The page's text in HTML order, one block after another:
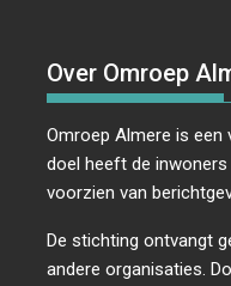
Over Omroep
Omroep Almere is een
doel heeft de
voorzien van
De stichting ontvangt
andere organisaties.